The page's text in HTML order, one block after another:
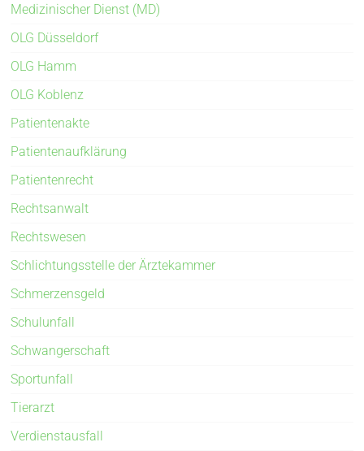
Medizinischer Dienst (MD)
OLG Düsseldorf
OLG Hamm
OLG Koblenz
Patientenakte
Patientenaufklärung
Patientenrecht
Rechtsanwalt
Rechtswesen
Schlichtungsstelle der Ärztekammer
Schmerzensgeld
Schulunfall
Schwangerschaft
Sportunfall
Tierarzt
Verdienstausfall